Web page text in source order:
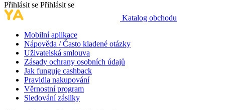
Přihlásit se Přihlásit se
Katalog obchodu
Mobilní aplikace
Nápověda / Často kladené otázky
Uživatelská smlouva
Zásady ochrany osobních údajů
Jak funguje cashback
Pravidla nakupování
Věrnostní program
Sledování zásilky